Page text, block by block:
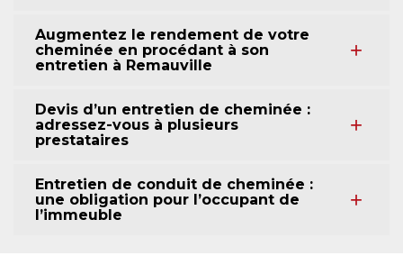
Augmentez le rendement de votre
cheminée en procédant à son
entretien à Remauville
Devis d’un entretien de cheminée :
adressez-vous à plusieurs
prestataires
Entretien de conduit de cheminée :
une obligation pour l’occupant de
l’immeuble